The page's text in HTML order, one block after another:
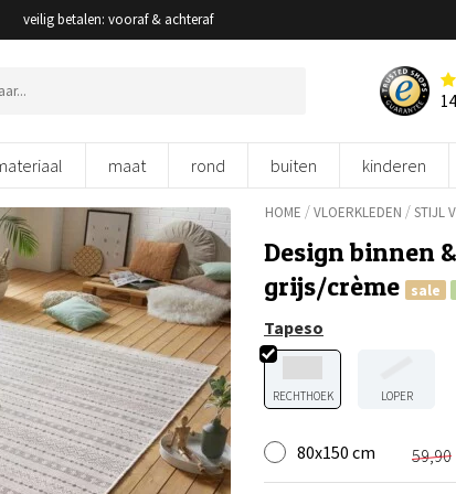
veilig betalen: vooraf & achteraf
maat rond buiten kinderen
HOME /VLOERKLEDEN /STIJL
Design binnen
grijs/crème
sale
Tapeso
RECHTHOEK LOPER
80x150 cm 59,90
prijs
prijs